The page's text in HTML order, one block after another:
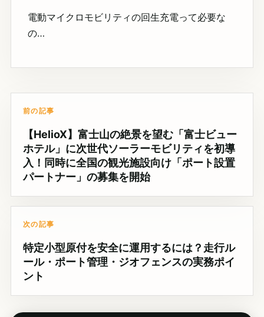
電動マイクロモビリティの回生充電って必要な
の…
前の記事
【HelioX】富士山の絶景を望む「富士ビュー
ホテル」に次世代ソーラーモビリティを初導
入！同時に全国の観光施設向け「ポート設置
パートナー」の募集を開始
次の記事
特定小型原付を安全に運用するには？走行ル
ール・ポート管理・ジオフェンスの実務ポイ
ント